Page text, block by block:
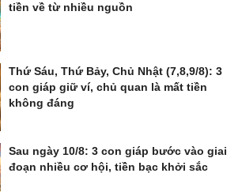
tiền về từ nhiều nguồn
Thứ Sáu, Thứ Bảy, Chủ Nhật (7,8,9/8): 3
con giáp giữ ví, chủ quan là mất tiền
không đáng
Sau ngày 10/8: 3 con giáp bước vào giai
đoạn nhiều cơ hội, tiền bạc khởi sắc